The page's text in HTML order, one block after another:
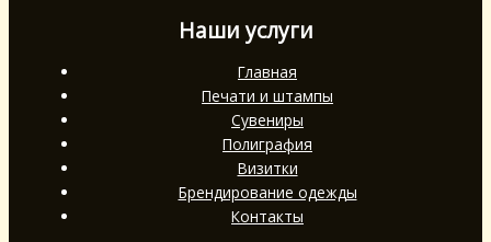
Наши услуги
Главная
Печати и штампы
Сувениры
Полиграфия
Визитки
Брендирование одежды
Контакты